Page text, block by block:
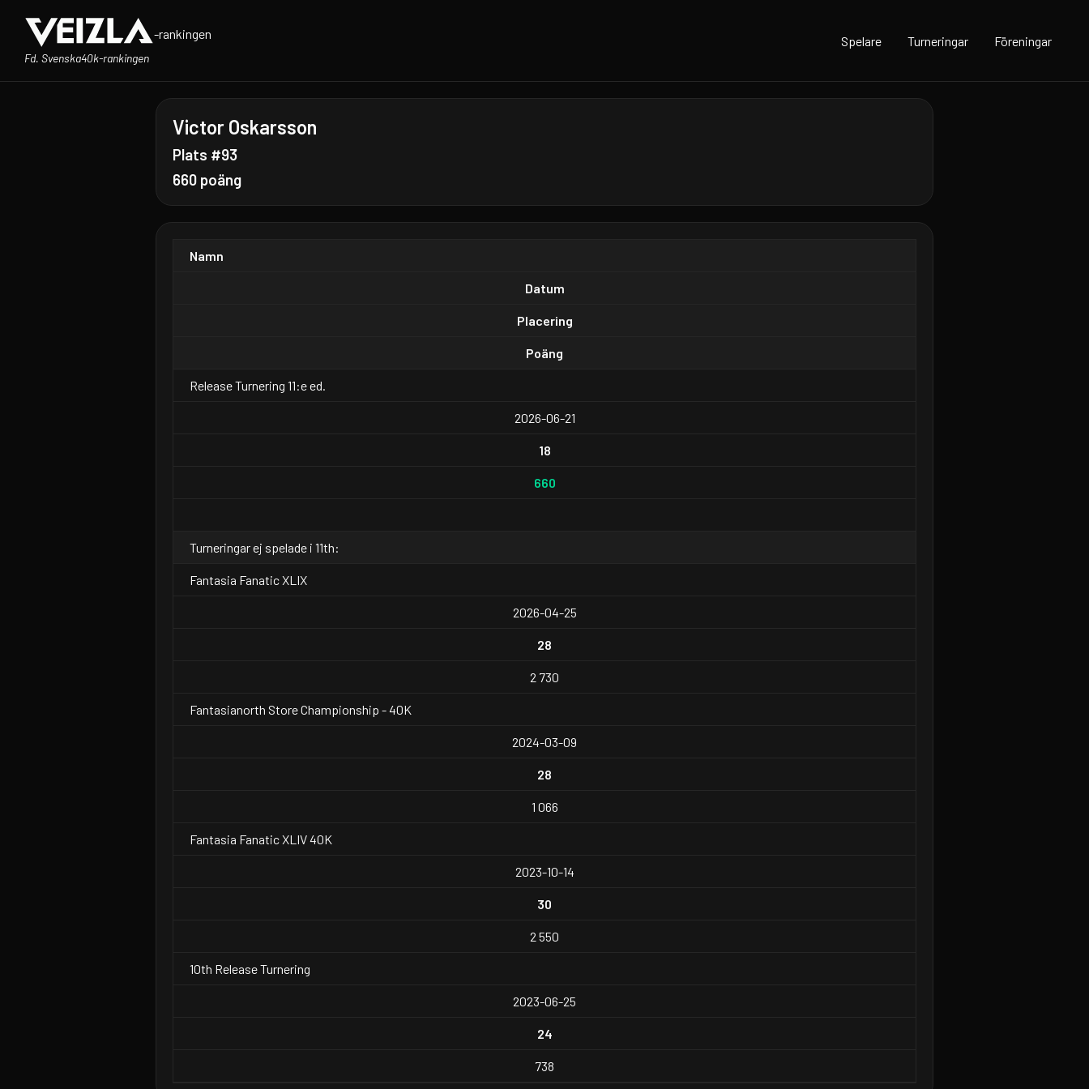
-rankingen
Fd. Svenska40k-rankingen
Spelare Turneringar Föreningar
Victor Oskarsson
Plats #93
660 poäng
Namn
Datum
Placering
Poäng
Release Turnering 11:e ed.
2026-06-21
18
660
Turneringar ej spelade i 11th:
Fantasia Fanatic XLIX
2026-04-25
28
2 730
Fantasianorth Store Championship - 40K
2024-03-09
28
1 066
Fantasia Fanatic XLIV 40K
2023-10-14
30
2 550
10th Release Turnering
2023-06-25
24
738